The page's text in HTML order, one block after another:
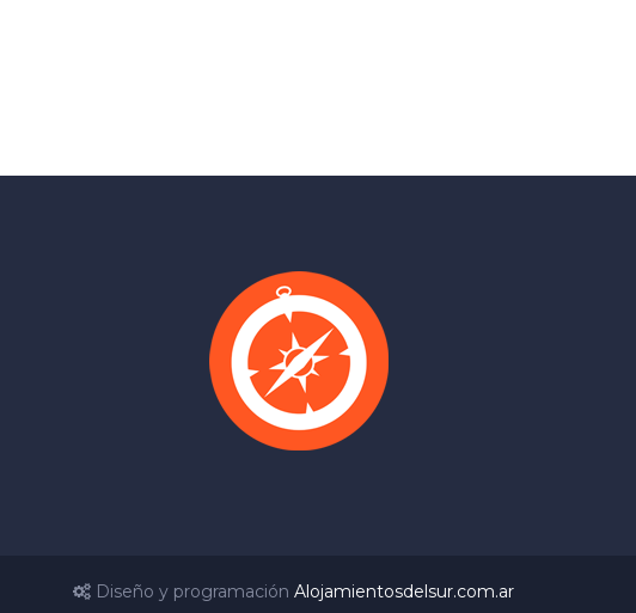
Diseño y programación Alojamientosdelsur.com.ar